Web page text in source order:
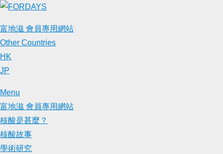
Skip
content
富地滋 會員專用網站
Other Countries
HK
JP
Menu
富地滋 會員專用網站
核酸是甚麼？
核酸故事
學術研究